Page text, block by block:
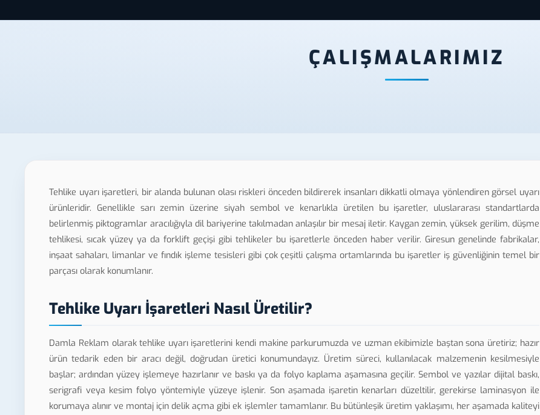
ÇALIŞMALARIMIZ
Tehlike uyarı işaretleri, bir alanda bulunan olası riskleri önceden bildirerek insanları dikkatli olmaya yönlendiren görsel uyarı
ürünleridir. Genellikle sarı zemin üzerine siyah sembol ve kenarlıkla üretilen bu işaretler, uluslararası standartlarda
belirlenmiş piktogramlar aracılığıyla dil bariyerine takılmadan anlaşılır bir mesaj iletir. Kaygan zemin, yüksek gerilim, düşme
tehlikesi, sıcak yüzey ya da forklift geçişi gibi tehlikeler bu işaretlerle önceden haber verilir. Giresun genelinde fabrikalar,
inşaat sahaları, limanlar ve fındık işleme tesisleri gibi çok çeşitli çalışma ortamlarında bu işaretler iş güvenliğinin temel bir
parçası olarak konumlanır.
Tehlike Uyarı İşaretleri Nasıl Üretilir?
Damla Reklam olarak tehlike uyarı işaretlerini kendi makine parkurumuzda ve uzman ekibimizle baştan sona üretiriz; hazır
ürün tedarik eden bir aracı değil, doğrudan üretici konumundayız. Üretim süreci, kullanılacak malzemenin kesilmesiyle
başlar; ardından yüzey işlemeye hazırlanır ve baskı ya da folyo kaplama aşamasına geçilir. Sembol ve yazılar dijital baskı,
serigrafi veya kesim folyo yöntemiyle yüzeye işlenir. Son aşamada işaretin kenarları düzeltilir, gerekirse laminasyon ile
korumaya alınır ve montaj için delik açma gibi ek işlemler tamamlanır. Bu bütünleşik üretim yaklaşımı, her aşamada kaliteyi